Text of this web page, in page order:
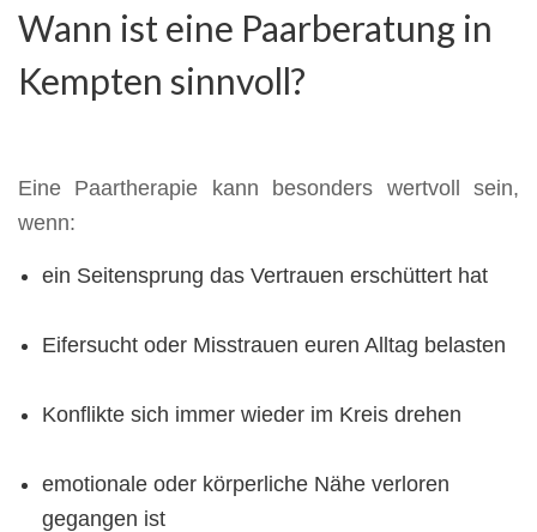
Wann ist eine Paarberatung in
Kempten sinnvoll?
Eine Paartherapie kann besonders wertvoll sein,
wenn:
ein Seitensprung das Vertrauen erschüttert hat
Eifersucht oder Misstrauen euren Alltag belasten
Konflikte sich immer wieder im Kreis drehen
emotionale oder körperliche Nähe verloren
gegangen ist